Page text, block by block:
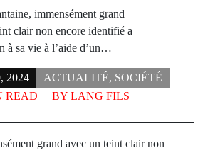
immensément grand
clair non encore identifié a
à sa vie à l’aide d’un…
2024 ACTUALITÉ, SOCIÉTÉ
BY LANG FILS
READ
grand avec un teint clair non